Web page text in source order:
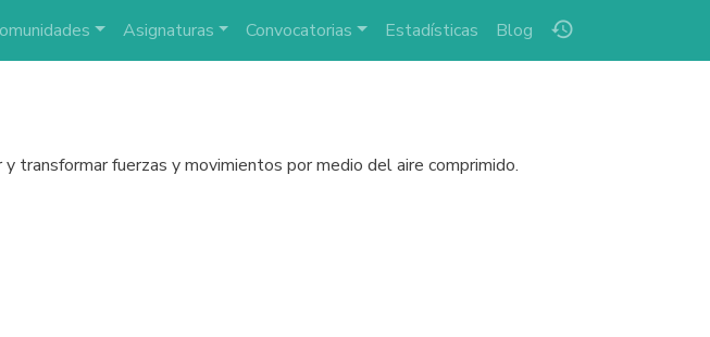
history
Asignaturas Convocatorias Estadísticas Blog
transformar fuerzas y movimientos por medio del aire comprimido.